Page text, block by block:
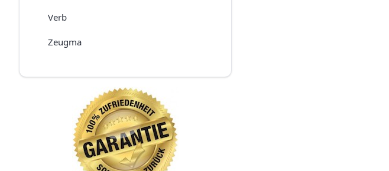
Verb
Zeugma